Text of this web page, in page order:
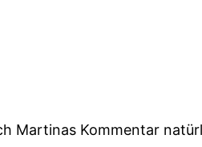
Martinas Kommentar